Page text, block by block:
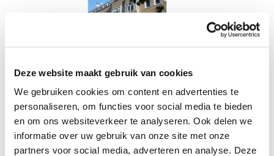
Deze website maakt gebruik van cookies
We gebruiken cookies om content en advertenties te
personaliseren, om functies voor social media te bieden
en om ons websiteverkeer te analyseren. Ook delen we
informatie over uw gebruik van onze site met onze
partners voor social media, adverteren en analyse. Deze
Produktdetails